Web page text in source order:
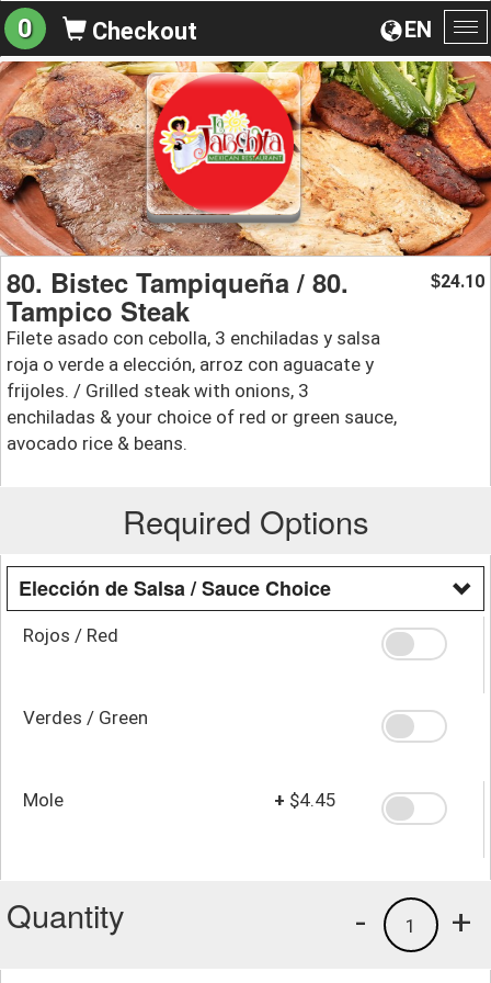
EN
0 Checkout
80. Bistec Tampiqueña / 80.
Tampico Steak
Filete asado con cebolla, 3 enchiladas y salsa
roja o verde a elección, arroz con aguacate y
frijoles. / Grilled steak with onions, 3
enchiladas & your choice of red or green sauce,
avocado rice & beans.
$24.10
Required Options
Elección de Salsa / Sauce Choice
Rojos / Red
Verdes / Green
Mole + $4.45
Quantity +
1
-